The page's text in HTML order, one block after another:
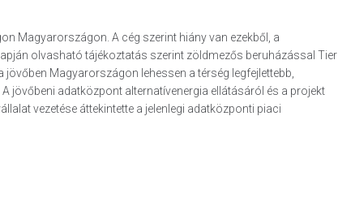
Magyarországon. A cég szerint hiány van ezekből, a
olvasható tájékoztatás szerint zöldmezős beruházással Tier
Magyarországon lehessen a térség legfejlettebb,
jövőbeni adatközpont alternatívenergia ellátásáról és a projekt
vezetése áttekintette a jelenlegi adatközponti piaci